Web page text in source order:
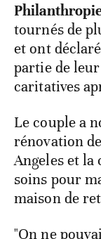
tournés de
et ont
partie de
caritatives
Le couple a
rénovation
Angeles et
soins pour
maison de
"On ne